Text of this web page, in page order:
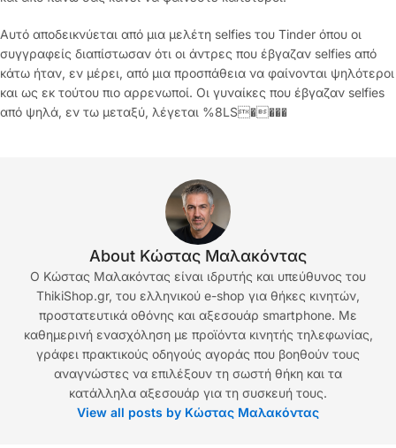
Αυτό αποδεικνύεται από μια μελέτη selfies του Tinder όπου οι
συγγραφείς διαπίστωσαν ότι οι άντρες που έβγαζαν selfies από
κάτω ήταν, εν μέρει, από μια προσπάθεια να φαίνονται ψηλότεροι
και ως εκ τούτου πιο αρρενωποί. Οι γυναίκες που έβγαζαν selfies
από ψηλά, εν τω μεταξύ, λέγεται %8LS����
About Κώστας Μαλακόντας
Ο Κώστας Μαλακόντας είναι ιδρυτής και υπεύθυνος του
ThikiShop.gr, του ελληνικού e-shop για θήκες κινητών,
προστατευτικά οθόνης και αξεσουάρ smartphone. Με
καθημερινή ενασχόληση με προϊόντα κινητής τηλεφωνίας,
γράφει πρακτικούς οδηγούς αγοράς που βοηθούν τους
αναγνώστες να επιλέξουν τη σωστή θήκη και τα
κατάλληλα αξεσουάρ για τη συσκευή τους.
View all posts by Κώστας Μαλακόντας